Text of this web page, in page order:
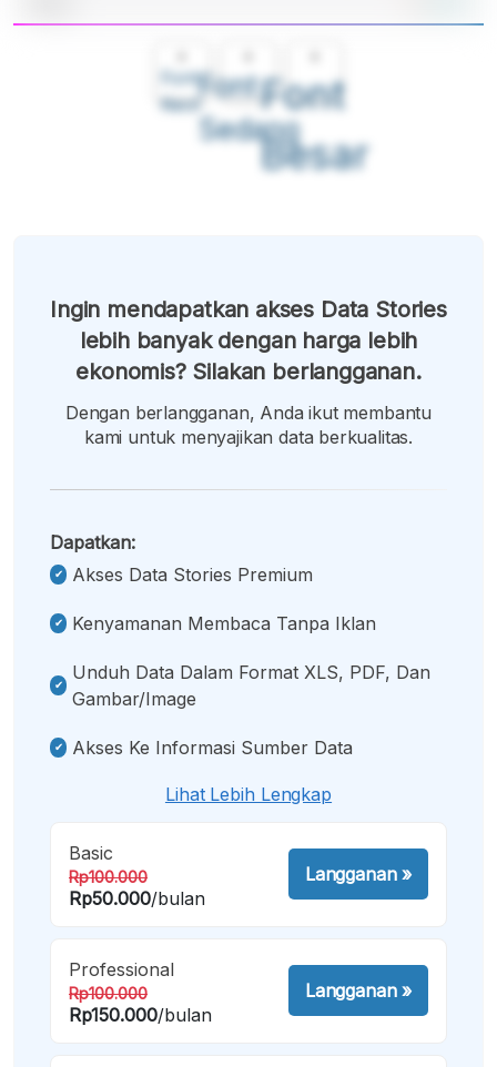
Font
Kecil
Font
Sedang
Font
Besar
Ingin mendapatkan akses Data Stories
lebih banyak dengan harga lebih
ekonomis? Silakan berlangganan.
Dengan berlangganan, Anda ikut membantu
kami untuk menyajikan data berkualitas.
Dapatkan:
Akses Data Stories Premium
Kenyamanan Membaca Tanpa Iklan
Unduh Data Dalam Format XLS, PDF, Dan
Gambar/image
Akses Ke Informasi Sumber Data
Lihat Lebih Lengkap
Basic
Rp100.000
Rp50.000/bulan
Langganan»
Professional
Rp100.000
Rp150.000/bulan
Langganan»